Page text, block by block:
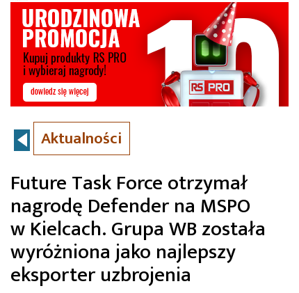
Aktualności
Future Task Force otrzymał
nagrodę Defender na MSPO
w Kielcach. Grupa WB została
wyróżniona jako najlepszy
eksporter uzbrojenia